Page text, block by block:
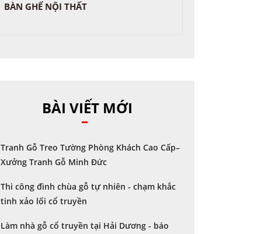
BÀN GHẾ NỘI THẤT
BÀI VIẾT MỚI
Tranh Gỗ Treo Tường Phòng Khách Cao Cấp–
Xưởng Tranh Gỗ Minh Đức
Thi công đình chùa gỗ tự nhiên - chạm khắc
tinh xảo lối cổ truyền
Làm nhà gỗ cổ truyền tại Hải Dương - báo